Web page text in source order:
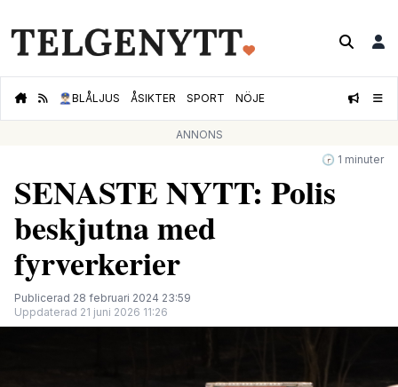
👮🏻‍♂️BLÅLJUS ÅSIKTER SPORT NÖJE
ANNONS
🕝 1 minuter
SENASTE NYTT: Polis
beskjutna med
fyrverkerier
Publicerad 28 februari 2024 23:59
Uppdaterad 21 juni 2026 11:26